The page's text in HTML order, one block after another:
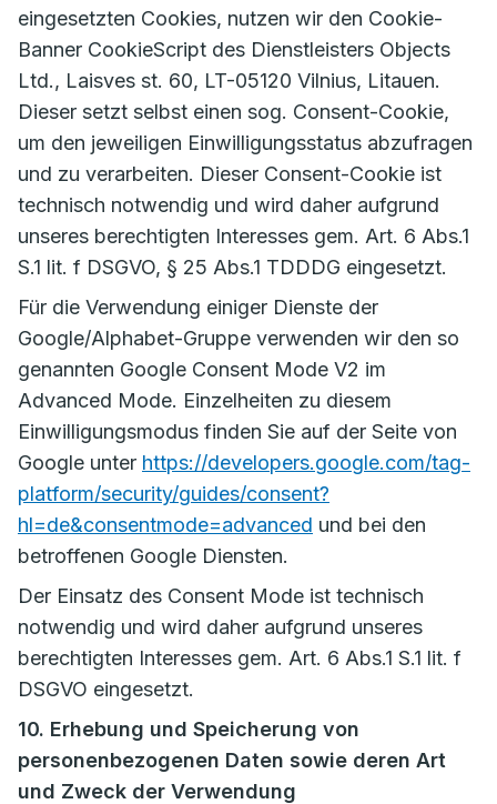
eingesetzten Cookies, nutzen wir den Cookie-
Banner CookieScript des Dienstleisters Objects
Ltd., Laisves st. 60, LT-05120 Vilnius, Litauen.
Dieser setzt selbst einen sog. Consent-Cookie,
um den jeweiligen Einwilligungsstatus abzufragen
und zu verarbeiten. Dieser Consent-Cookie ist
technisch notwendig und wird daher aufgrund
unseres berechtigten Interesses gem. Art. 6 Abs.1
S.1 lit. f DSGVO, § 25 Abs.1 TDDDG eingesetzt.
Für die Verwendung einiger Dienste der
Google/Alphabet-Gruppe verwenden wir den so
genannten Google Consent Mode V2 im
Advanced Mode. Einzelheiten zu diesem
Einwilligungsmodus finden Sie auf der Seite von
Google unter https://developers.google.com/tag-
platform/security/guides/consent?
hl=de&consentmode=advanced und bei den
betroffenen Google Diensten.
Der Einsatz des Consent Mode ist technisch
notwendig und wird daher aufgrund unseres
berechtigten Interesses gem. Art. 6 Abs.1 S.1 lit. f
DSGVO eingesetzt.
10. Erhebung und Speicherung von
personenbezogenen Daten sowie deren Art
und Zweck der Verwendung